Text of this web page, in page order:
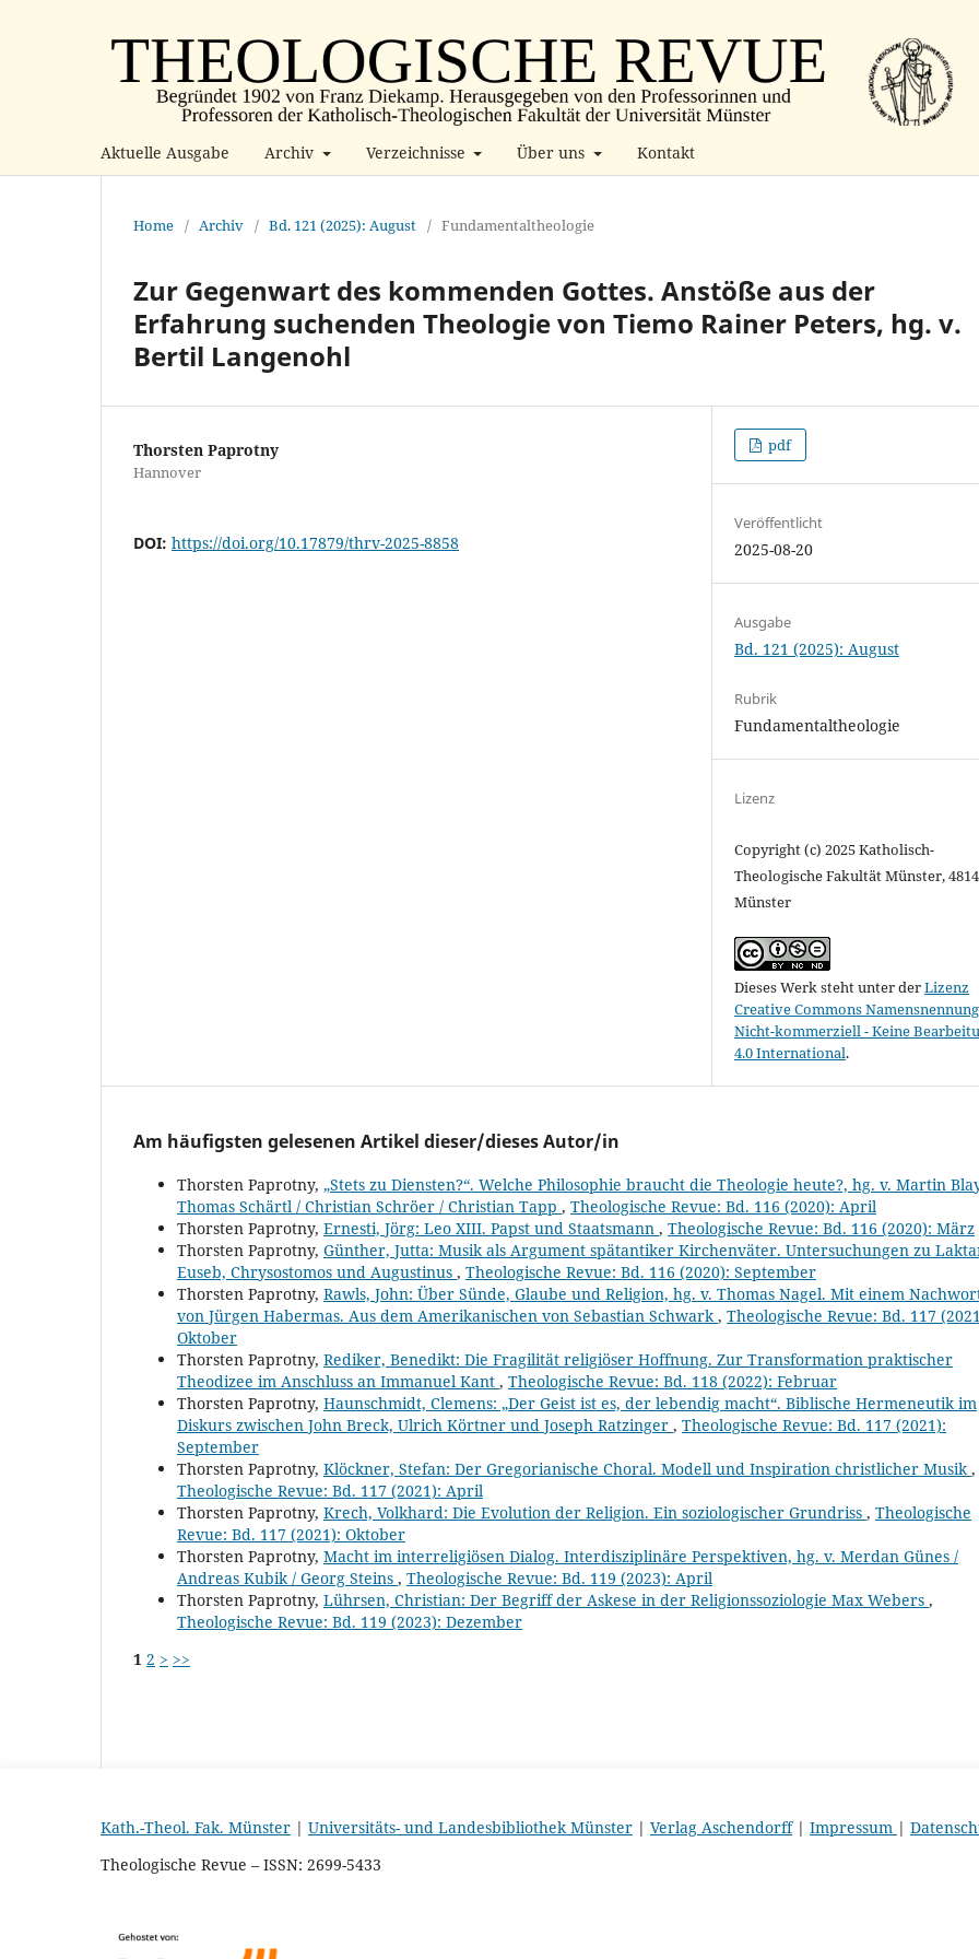
Aktuelle Ausgabe Archiv Verzeichnisse Über uns Kontakt
Home / Archiv / Bd. 121 (2025): August / Fundamentaltheologie
Zur Gegenwart des kommenden Gottes. Anstöße aus der
Erfahrung suchenden Theologie von Tiemo Rainer Peters, hg. v.
Bertil Langenohl
Thorsten Paprotny
Hannover
DOI: https://doi.org/10.17879/thrv-2025-8858
pdf
Veröffentlicht
2025-08-20
Ausgabe
Bd. 121 (2025): August
Rubrik
Fundamentaltheologie
Lizenz
Copyright (c) 2025 Katholisch-
Theologische Fakultät Münster,
Münster
Dieses Werk steht unter derLizenz
Creative Commons
Nicht-kommerziell - Keine
4.0 International.
Am häufigsten gelesenen Artikel dieser/dieses Autor/in
Thorsten Paprotny, „Stets zu Diensten?“. Welche Philosophie braucht die Theologie heute?, hg. v. Martin
Thomas Schärtl / Christian Schröer / Christian Tapp , Theologische Revue: Bd. 116 (2020): April
Thorsten Paprotny, Ernesti, Jörg: Leo XIII. Papst und Staatsmann , Theologische Revue: Bd. 116 (2020): März
Thorsten Paprotny, Günther, Jutta: Musik als Argument spätantiker Kirchenväter. Untersuchungen zu
Euseb, Chrysostomos und Augustinus , Theologische Revue: Bd. 116 (2020): September
Thorsten Paprotny, Rawls, John: Über Sünde, Glaube und Religion, hg. v. Thomas Nagel. Mit einem
von Jürgen Habermas. Aus dem Amerikanischen von Sebastian Schwark, Theologische Revue: Bd. 117
Oktober
Thorsten Paprotny, Rediker, Benedikt: Die Fragilität religiöser Hoffnung. Zur Transformation praktischer
Theodizee im Anschluss an Immanuel Kant , Theologische Revue: Bd. 118 (2022): Februar
Thorsten Paprotny, Haunschmidt, Clemens: „Der Geist ist es, der lebendig macht“. Biblische Hermeneutik im
Diskurs zwischen John Breck, Ulrich Körtner und Joseph Ratzinger , Theologische Revue: Bd. 117 (2021):
September
Thorsten Paprotny, Klöckner, Stefan: Der Gregorianische Choral. Modell und Inspiration christlicher Musik,
Theologische Revue: Bd. 117 (2021): April
Thorsten Paprotny, Krech, Volkhard: Die Evolution der Religion. Ein soziologischer Grundriss , Theologische
Revue: Bd. 117 (2021): Oktober
Thorsten Paprotny, Macht im interreligiösen Dialog. Interdisziplinäre Perspektiven, hg. v. Merdan Günes /
Andreas Kubik / Georg Steins , Theologische Revue: Bd. 119 (2023): April
Thorsten Paprotny, Lührsen, Christian: Der Begriff der Askese in der Religionssoziologie Max Webers ,
Theologische Revue: Bd. 119 (2023): Dezember
1 2 > >>
Kath.-Theol. Fak. Münster | Universitäts- und Landesbibliothek Münster | Verlag Aschendorff| Impressum |
Theologische Revue – ISSN: 2699-5433